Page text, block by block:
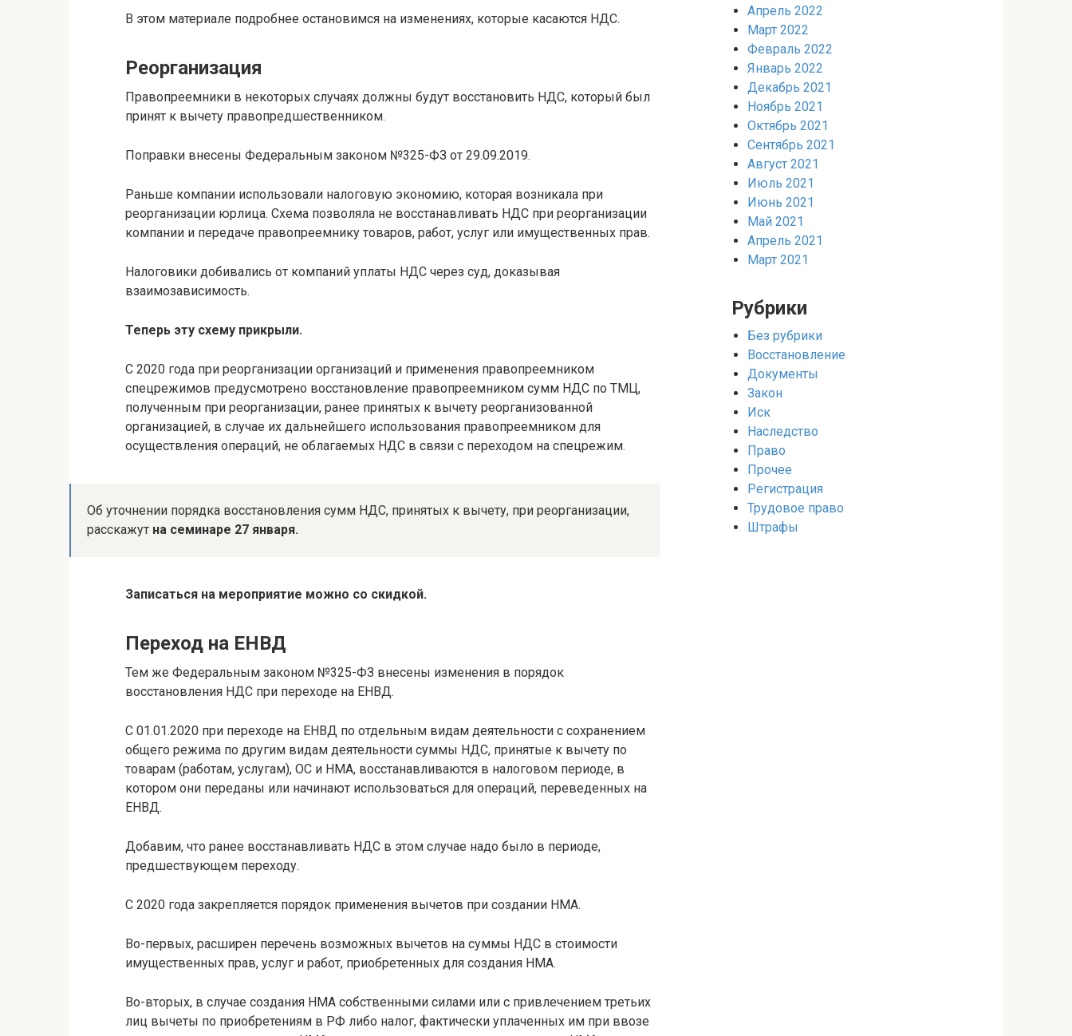
В этом материале подробнее остановимся на изменениях, которые касаются НДС.
Реорганизация
Правопреемники в некоторых случаях должны будут восстановить НДС, который был
принят к вычету правопредшественником.
Поправки внесены Федеральным законом №325-ФЗ от 29.09.2019.
Раньше компании использовали налоговую экономию, которая возникала при
реорганизации юрлица. Схема позволяла не восстанавливать НДС при реорганизации
компании и передаче правопреемнику товаров, работ, услуг или имущественных прав.
Налоговики добивались от компаний уплаты НДС через суд, доказывая
взаимозависимость.
Теперь эту схему прикрыли.
С 2020 года при реорганизации организаций и применения правопреемником
спецрежимов предусмотрено восстановление правопреемником сумм НДС по ТМЦ,
полученным при реорганизации, ранее принятых к вычету реорганизованной
организацией, в случае их дальнейшего использования правопреемником для
осуществления операций, не облагаемых НДС в связи с переходом на спецрежим.
Об уточнении порядка восстановления сумм НДС, принятых к вычету, при реорганизации,
расскажут на семинаре 27 января.
Записаться на мероприятие можно со скидкой.
Переход на ЕНВД
Тем же Федеральным законом №325-ФЗ внесены изменения в порядок
восстановления НДС при переходе на ЕНВД.
С 01.01.2020 при переходе на ЕНВД по отдельным видам деятельности с сохранением
общего режима по другим видам деятельности суммы НДС, принятые к вычету по
товарам (работам, услугам), ОС и НМА, восстанавливаются в налоговом периоде, в
котором они переданы или начинают использоваться для операций, переведенных на
ЕНВД.
Добавим, что ранее восстанавливать НДС в этом случае надо было в периоде,
предшествующем переходу.
С 2020 года закрепляется порядок применения вычетов при создании НМА.
Во-первых, расширен перечень возможных вычетов на суммы НДС в стоимости
имущественных прав, услуг и работ, приобретенных для создания НМА.
Во-вторых, в случае создания НМА собственными силами или с привлечением третьих
лиц вычеты по приобретениям в РФ либо налог, фактически уплаченных им при ввозе
Апрель 2022
Март 2022
Февраль 2022
Январь 2022
Декабрь 2021
Ноябрь 2021
Октябрь 2021
Сентябрь 2021
Август 2021
Июль 2021
Июнь 2021
Май 2021
Апрель 2021
Март 2021
Рубрики
Без рубрики
Восстановление
Документы
Закон
Иск
Наследство
Право
Прочее
Регистрация
Трудовое право
Штрафы